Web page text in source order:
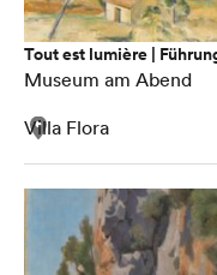
Tout est lumière |
Museum am Abend
Villa Flora